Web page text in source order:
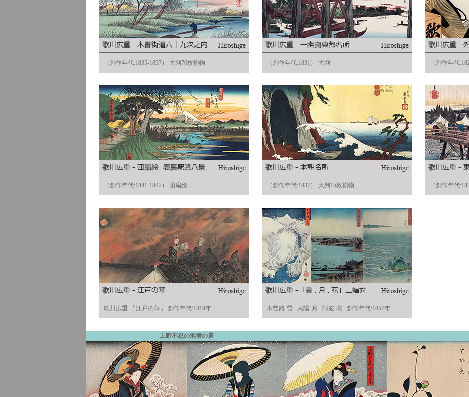
（創作年代:1835-1837） 大判70枚揃物 （創作年代:1831） 大判 （創作年代
（創作年代:1841-1842） 団扇絵 （創作年代:1837） 大判15枚揃物 （創作年代
歌川広重-「江戸の華」 創作年代:1819年 木曾路-雪 . 武陽-月 . 阿波-花 . 創作年代:1857年
上野不忍の池雪の景